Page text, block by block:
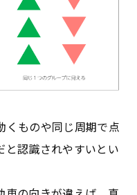
くものや同じ周期で点
と認識されやすいとい